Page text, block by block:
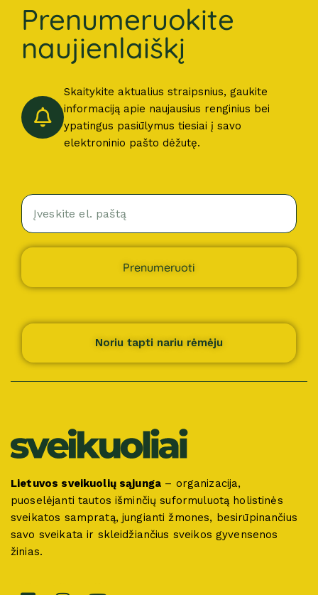
Prenumeruokite
naujienlaiškį
Skaitykite aktualius straipsnius, gaukite
informaciją apie naujausius renginius bei
ypatingus pasiūlymus tiesiai į savo
elektroninio pašto dėžutę.
Prenumeruoti
Noriu tapti nariu rėmėju
Lietuvos sveikuolių sąjunga – organizacija,
puoselėjanti tautos išminčių suformuluotą holistinės
sveikatos sampratą, jungianti žmones, besirūpinančius
savo sveikata ir skleidžiančius sveikos gyvensenos
žinias.